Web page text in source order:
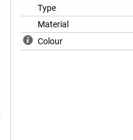
Type
Material
Colour